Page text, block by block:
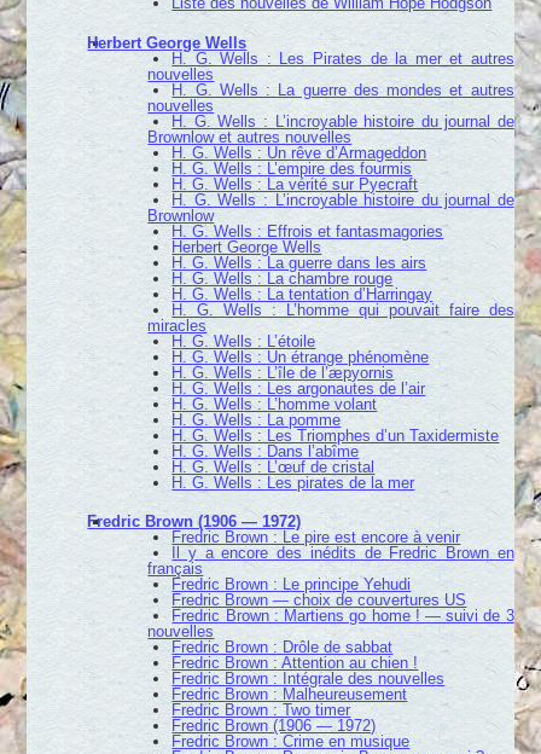
Herbert George Wells
H. G. Wells : Les Pirates de la mer et autres
nouvelles
H. G. Wells : La guerre des mondes et autres
nouvelles
H. G. Wells : L’incroyable histoire du journal de
Brownlow et autres nouvelles
H. G. Wells : Un rêve d’Armageddon
H. G. Wells : L’empire des fourmis
H. G. Wells : La vérité sur Pyecraft
H. G. Wells : L’incroyable histoire du journal de
Brownlow
H. G. Wells : Effrois et fantasmagories
Herbert George Wells
H. G. Wells : La guerre dans les airs
H. G. Wells : La chambre rouge
H. G. Wells : La tentation d’Harringay
H. G. Wells : L’homme qui pouvait faire des
miracles
H. G. Wells : L’étoile
H. G. Wells : Un étrange phénomène
H. G. Wells : L’île de l’æpyornis
H. G. Wells : Les argonautes de l’air
H. G. Wells : L’homme volant
H. G. Wells : La pomme
H. G. Wells : Les Triomphes d’un Taxidermiste
H. G. Wells : Dans l’abîme
H. G. Wells : L’œuf de cristal
H. G. Wells : Les pirates de la mer
Fredric Brown (1906 — 1972)
Fredric Brown : Le pire est encore à venir
Il y a encore des inédits de Fredric Brown en
français
Fredric Brown : Le principe Yehudi
Fredric Brown — choix de couvertures US
Fredric Brown : Martiens go home ! — suivi de 3
nouvelles
Fredric Brown : Drôle de sabbat
Fredric Brown : Attention au chien !
Fredric Brown : Intégrale des nouvelles
Fredric Brown : Malheureusement
Fredric Brown : Two timer
Fredric Brown (1906 — 1972)
Fredric Brown : Crime en musique